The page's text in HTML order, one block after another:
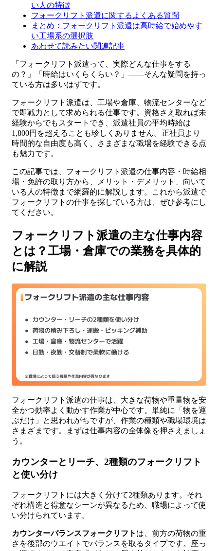
い人の特徴
フォークリフト派遣に関するよくある質問
まとめ：フォークリフト派遣は高時給で始めやす
い工場系の選択肢
あわせて読みたい関連記事
「フォークリフト派遣って、実際どんな仕事をする
の？」「時給はいくらくらい？」——そんな疑問を持っ
ている方は多いはずです。
フォークリフト派遣は、工場や倉庫、物流センターなど
で即戦力として求められる仕事です。資格さえ取れば未
経験からでもスタートでき、派遣社員の平均時給は
1,800円を超えることも珍しくありません。正社員より
時間的な自由度も高く、さまざまな職場を経験できる点
も魅力です。
この記事では、フォークリフト派遣の仕事内容・時給相
場・免許の取り方から、メリット・デメリット、向いて
いる人の特徴まで網羅的に解説します。これから派遣で
フォークリフトの仕事を探している方は、ぜひ参考にし
てください。
フォークリフト派遣の主な仕事内容
とは？工場・倉庫での業務を具体的
に解説
フォークリフト派遣の仕事は、大きな荷物や重量物を安
全かつ効率よく動かす作業が中心です。単純に「物を運
ぶだけ」と思われがちですが、作業の種類や職場環境は
さまざまです。まずは仕事内容の全体像を押さえましょ
う。
カウンターとリーチ、2種類のフォークリフト
と使い分け
フォークリフトには大きく分けて2種類あります。それ
ぞれ構造と得意なシーンが異なるため、職場によって使
い分けられています。
カウンターバランスフォークリフト は、前方の荷物の重
さを後部のウエイトでバランスを取るタイプです。座っ